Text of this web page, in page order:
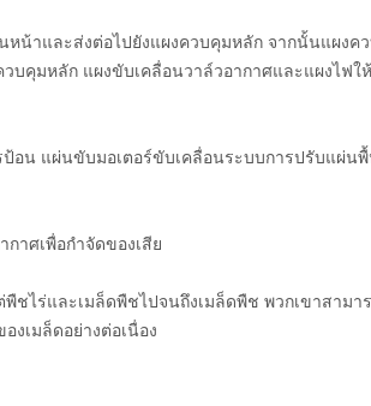
และส่งต่อไปยังแผงควบคุมหลัก จากนั้นแผง
คุมหลัก แผงขับเคลื่อนวาล์วอากาศและแผงไ
น แผ่นขับมอเตอร์ขับเคลื่อนระบบการปรับแผ่น
าศเพื่อกำจัดของเสีย
ชไร่และเมล็ดพืชไปจนถึงเมล็ดพืช พวกเขาสาม
เมล็ดอย่างต่อเนื่อง